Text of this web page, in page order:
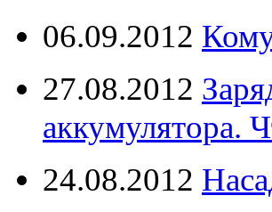
06.09.2012
27.08.2012
аккумулятора.
24.08.2012